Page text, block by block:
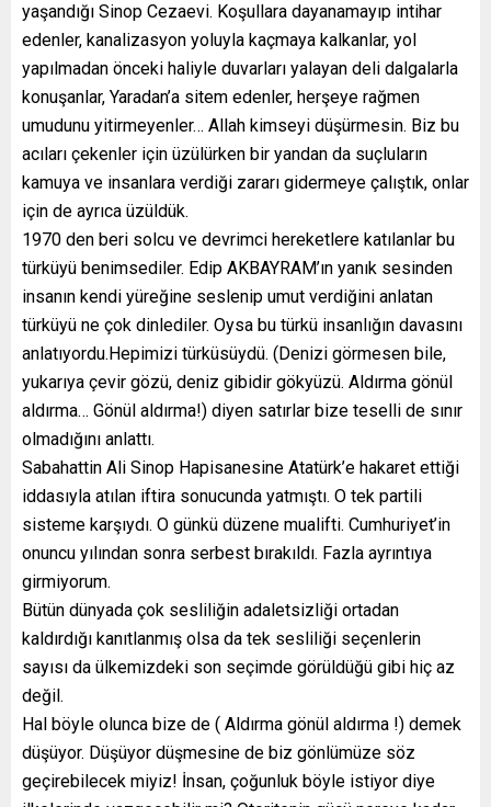
yaşandığı Sinop Cezaevi. Koşullara dayanamayıp intihar
edenler, kanalizasyon yoluyla kaçmaya kalkanlar, yol
yapılmadan önceki haliyle duvarları yalayan deli dalgalarla
konuşanlar, Yaradan’a sitem edenler, herşeye rağmen
umudunu yitirmeyenler… Allah kimseyi düşürmesin. Biz bu
acıları çekenler için üzülürken bir yandan da suçluların
kamuya ve insanlara verdiği zararı gidermeye çalıştık, onlar
için de ayrıca üzüldük.
1970 den beri solcu ve devrimci hereketlere katılanlar bu
türküyü benimsediler. Edip AKBAYRAM’ın yanık sesinden
insanın kendi yüreğine seslenip umut verdiğini anlatan
türküyü ne çok dinlediler. Oysa bu türkü insanlığın davasını
anlatıyordu.Hepimizi türküsüydü. (Denizi görmesen bile,
yukarıya çevir gözü, deniz gibidir gökyüzü. Aldırma gönül
aldırma… Gönül aldırma!) diyen satırlar bize teselli de sınır
olmadığını anlattı.
Sabahattin Ali Sinop Hapisanesine Atatürk’e hakaret ettiği
iddasıyla atılan iftira sonucunda yatmıştı. O tek partili
sisteme karşıydı. O günkü düzene mualifti. Cumhuriyet’in
onuncu yılından sonra serbest bırakıldı. Fazla ayrıntıya
girmiyorum.
Bütün dünyada çok sesliliğin adaletsizliği ortadan
kaldırdığı kanıtlanmış olsa da tek sesliliği seçenlerin
sayısı da ülkemizdeki son seçimde görüldüğü gibi hiç az
değil.
Hal böyle olunca bize de ( Aldırma gönül aldırma !) demek
düşüyor. Düşüyor düşmesine de biz gönlümüze söz
geçirebilecek miyiz! İnsan, çoğunluk böyle istiyor diye